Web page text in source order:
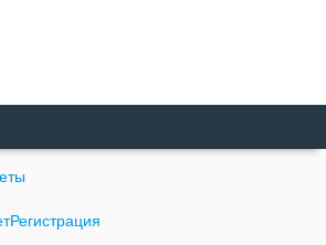
Регистрация